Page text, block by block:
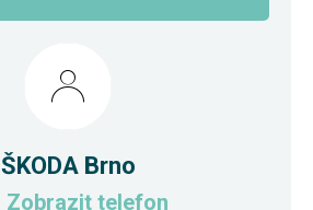
ŠKODA Brno
Zobrazit telefon